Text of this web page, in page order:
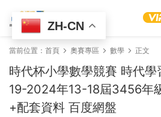
當前位置： 首頁 奧賽專區 數學 正文
時代杯小學數學競賽 時代
19-2024年13-18屆3456年
+配套資料 百度網盤
ZH-CN